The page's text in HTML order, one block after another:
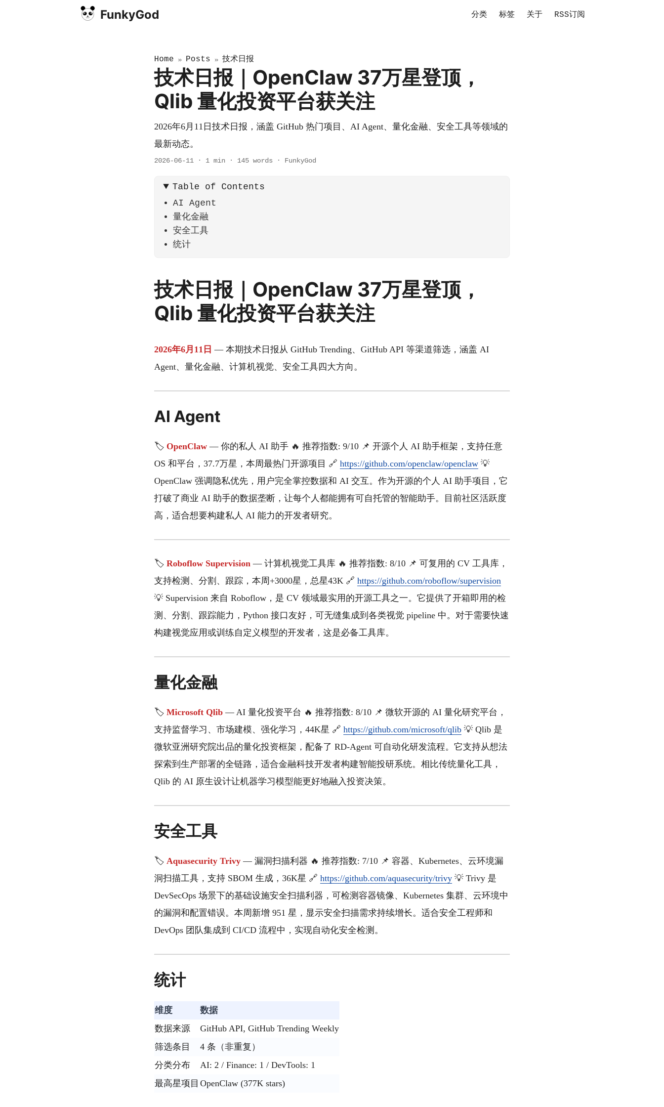
FunkyGod 分类 标签 关于 RSS订阅
Home » Posts » 技术日报
技术日报｜OpenClaw 37万星登顶，
Qlib 量化投资平台获关注
2026年6月11日技术日报，涵盖 GitHub 热门项目、AI Agent、量化金融、安全工具等领域的
最新动态。
2026-06-11 · 1 min · 145 words · FunkyGod
Table of Contents
AI Agent
量化金融
安全工具
统计
技术日报｜OpenClaw 37万星登顶，
Qlib 量化投资平台获关注
2026年6月11日 — 本期技术日报从 GitHub Trending、GitHub API 等渠道筛选，涵盖 AI
Agent、量化金融、计算机视觉、安全工具四大方向。
AI Agent
🏷️ OpenClaw — 你的私人 AI 助手 🔥 推荐指数: 9/10 📌 开源个人 AI 助手框架，支持任意
OS 和平台，37.7万星，本周最热门开源项目 🔗 https://github.com/openclaw/openclaw 💡
OpenClaw 强调隐私优先，用户完全掌控数据和 AI 交互。作为开源的个人 AI 助手项目，它
打破了商业 AI 助手的数据垄断，让每个人都能拥有可自托管的智能助手。目前社区活跃度
高，适合想要构建私人 AI 能力的开发者研究。
🏷️ Roboflow Supervision — 计算机视觉工具库 🔥 推荐指数: 8/10 📌 可复用的 CV 工具库，
支持检测、分割、跟踪，本周+3000星，总星43K 🔗 https://github.com/roboflow/supervision
💡 Supervision 来自 Roboflow，是 CV 领域最实用的开源工具之一。它提供了开箱即用的检
测、分割、跟踪能力，Python 接口友好，可无缝集成到各类视觉 pipeline 中。对于需要快速
构建视觉应用或训练自定义模型的开发者，这是必备工具库。
量化金融
🏷️ Microsoft Qlib — AI 量化投资平台 🔥 推荐指数: 8/10 📌 微软开源的 AI 量化研究平台，
支持监督学习、市场建模、强化学习，44K星 🔗 https://github.com/microsoft/qlib 💡 Qlib 是
微软亚洲研究院出品的量化投资框架，配备了 RD-Agent 可自动化研发流程。它支持从想法
探索到生产部署的全链路，适合金融科技开发者构建智能投研系统。相比传统量化工具，
Qlib 的 AI 原生设计让机器学习模型能更好地融入投资决策。
安全工具
🏷️ Aquasecurity Trivy — 漏洞扫描利器 🔥 推荐指数: 7/10 📌 容器、Kubernetes、云环境漏
洞扫描工具，支持 SBOM 生成，36K星 🔗 https://github.com/aquasecurity/trivy 💡 Trivy 是
DevSecOps 场景下的基础设施安全扫描利器，可检测容器镜像、Kubernetes 集群、云环境中
的漏洞和配置错误。本周新增 951 星，显示安全扫描需求持续增长。适合安全工程师和
DevOps 团队集成到 CI/CD 流程中，实现自动化安全检测。
统计
维度
数据
数据来源
GitHub API, GitHub Trending Weekly
筛选条目
4 条（非重复）
分类分布
AI: 2 / Finance: 1 / DevTools: 1
最高星项目 OpenClaw (377K stars)